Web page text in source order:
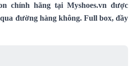
chính hãng tại Myshoes.vn được
đường hàng không. Full box, đầy